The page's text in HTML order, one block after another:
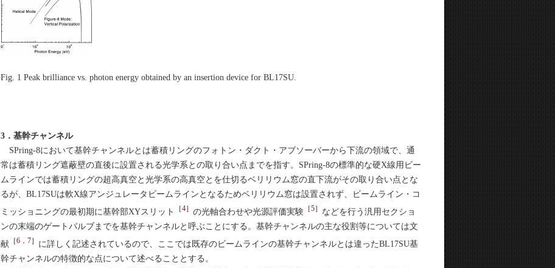
Fig. 1 Peak brilliance vs. photon energy obtained by an insertion device for BL17SU.
3．基幹チャンネル
SPring-8において基幹チャンネルとは蓄積リングのフォトン・ダクト・アブソーバーから下流の領域で、通
常は蓄積リング遮蔽壁の直後に設置される光学系との取り合い点までを指す。SPring-8の標準的な硬X線用ビー
ムラインでは蓄積リングの超高真空と光学系の高真空とを仕切るベリリウム窓の直下流がその取り合い点とな
るが、BL17SUは軟X線アンジュレータビームラインとなるためベリリウム窓は設置されず、ビームライン・コ
ミッショニングの最初期に基幹部XYスリット
［4］ の光軸合わせや光源評価実験 ［5］ などを行う汎用セクショ
ンの末端のゲートバルブまでを基幹チャンネルと呼ぶことにする。基幹チャンネルの主な役割等については文
献 ［6，7］ に詳しく記述されているので、ここでは既存のビームラインの基幹チャンネルとは違ったBL17SU基
幹チャンネルの特徴的な点について述べることとする。